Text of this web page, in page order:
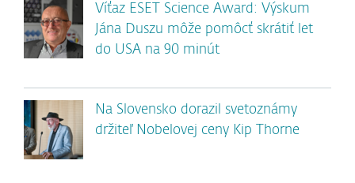
Víťaz ESET Science Award: Výskum
Jána Duszu môže pomôcť skrátiť let
do USA na 90 minút
Na Slovensko dorazil svetoznámy
držiteľ Nobelovej ceny Kip Thorne